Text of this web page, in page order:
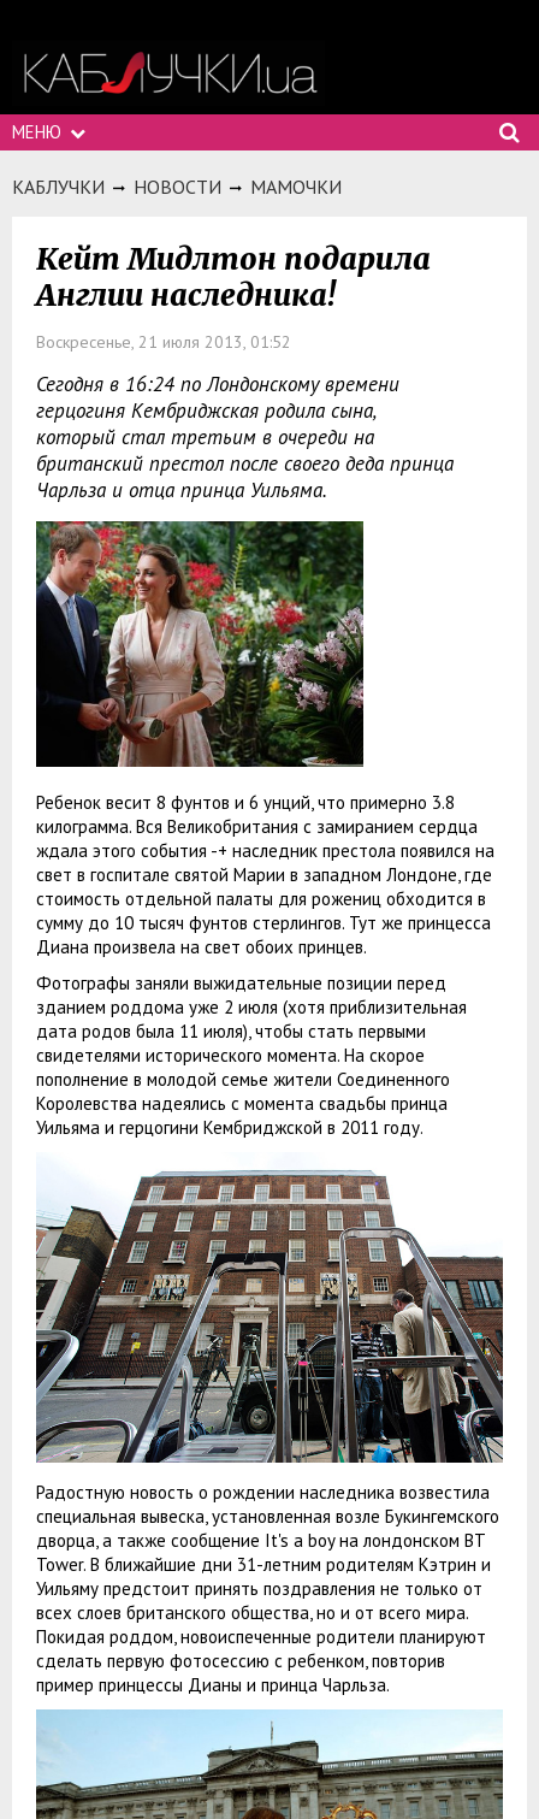
МЕНЮ
КАБЛУЧКИ НОВОСТИ МАМОЧКИ
Кейт Мидлтон подарила
Англии наследника!
Воскресенье, 21 июля 2013, 01:52
Сегодня в 16:24 по Лондонскому времени
герцогиня Кембриджская родила сына,
который стал третьим в очереди на
британский престол после своего деда принца
Чарльза и отца принца Уильяма.
Ребенок весит 8 фунтов и 6 унций, что примерно 3.8
килограмма. Вся Великобритания с замиранием сердца
ждала этого события -+ наследник престола появился на
свет в госпитале святой Марии в западном Лондоне, где
стоимость отдельной палаты для рожениц обходится в
сумму до 10 тысяч фунтов стерлингов. Тут же принцесса
Диана произвела на свет обоих принцев.
Фотографы заняли выжидательные позиции перед
зданием роддома уже 2 июля (хотя приблизительная
дата родов была 11 июля), чтобы стать первыми
свидетелями исторического момента. На скорое
пополнение в молодой семье жители Соединенного
Королевства надеялись с момента свадьбы принца
Уильяма и герцогини Кембриджской в 2011 году.
Радостную новость о рождении наследника возвестила
специальная вывеска, установленная возле Букингемского
дворца, а также сообщение It's a boy на лондонском BT
Tower. В ближайшие дни 31-летним родителям Кэтрин и
Уильяму предстоит принять поздравления не только от
всех слоев британского общества, но и от всего мира.
Покидая роддом, новоиспеченные родители планируют
сделать первую фотосессию с ребенком, повторив
пример принцессы Дианы и принца Чарльза.